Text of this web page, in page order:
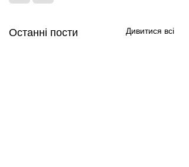
Останні пости Дивитися всі